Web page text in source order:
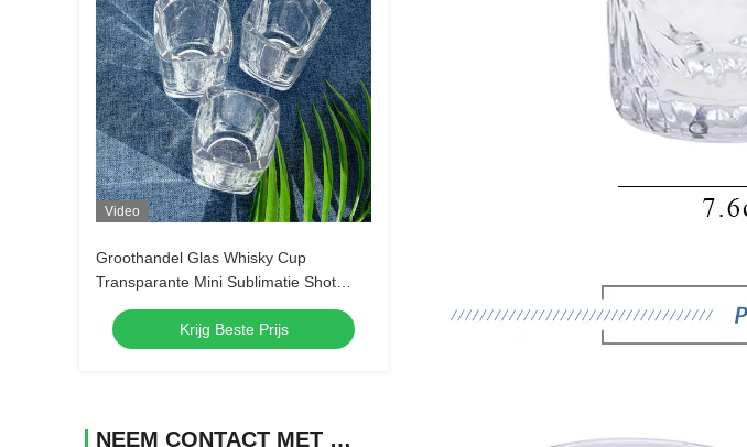
Video
Groothandel Glas Whisky Cup
Transparante Mini Sublimatie Shot
Glas Tequila Shot Glassen Espresso
Shot GlassenKrijg Beste Prijs
NEEM CONTACT MET ONS OP